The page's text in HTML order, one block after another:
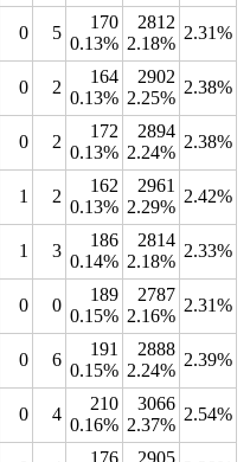
0 5
170
0.13%
2812
2.18%
2.31%
0 2
164
0.13%
2902
2.25%
2.38%
0 2
172
0.13%
2894
2.24%
2.38%
1 2
162
0.13%
2961
2.29%
2.42%
1 3
186
0.14%
2814
2.18%
2.33%
0 0
189
0.15%
2787
2.16%
2.31%
0 6
191
0.15%
2888
2.24%
2.39%
0 4
210
0.16%
3066
2.37%
2.54%
176
2905